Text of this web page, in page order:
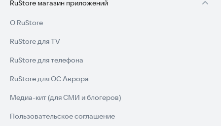
RuStore магазин приложений
О RuStore
RuStore для TV
RuStore для телефона
RuStore для ОС Аврора
Медиа-кит (для СМИ и блогеров)
Пользовательское соглашение